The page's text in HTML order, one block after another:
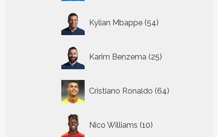
Kylian Mbappe 54
producten
Karim Benzema 25
producten
Cristiano Ronaldo 64
producten
Nico Williams 10
producten